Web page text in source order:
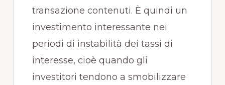
transazione contenuti. È quindi un
investimento interessante nei
periodi di instabilità dei tassi di
interesse, cioè quando gli
investitori tendono a smobilizzare